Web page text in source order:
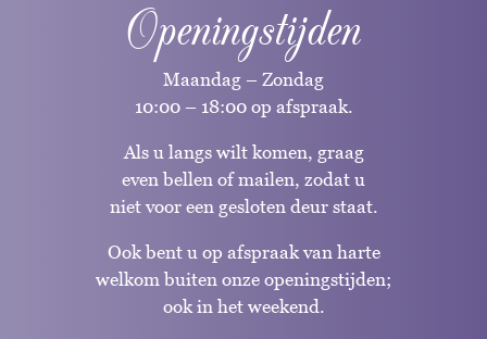
Openingstijden
Maandag – Zondag
10:00 – 18:00 op afspraak.
Als u langs wilt komen, graag
even bellen of mailen, zodat u
niet voor een gesloten deur staat.
Ook bent u op afspraak van harte
welkom buiten onze openingstijden;
ook in het weekend.